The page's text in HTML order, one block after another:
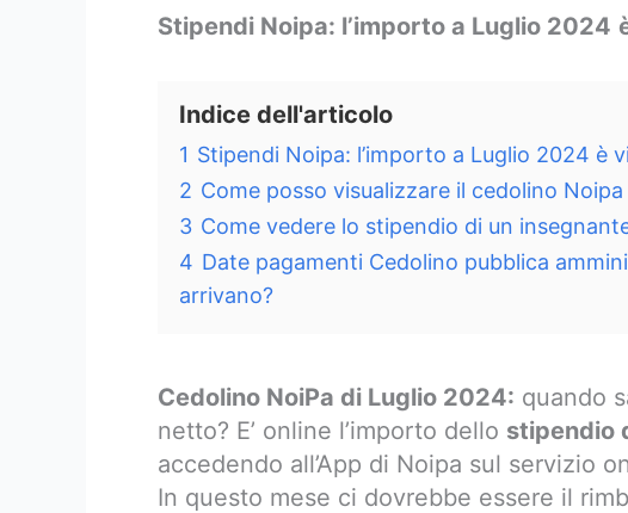
Stipendi Noipa: l’importo a Luglio 2024
Indice dell'articolo
1 Stipendi Noipa: l’importo a Luglio 2024 è
2 Come posso visualizzare il cedolino
3 Come vedere lo stipendio di un
4 Date pagamenti Cedolino pubblica
arrivano?
Cedolino NoiPa di Luglio 2024: quando
netto? E’ online l’importo dello stipendio
accedendo all’App di Noipa sul servizio
In questo mese ci dovrebbe essere il